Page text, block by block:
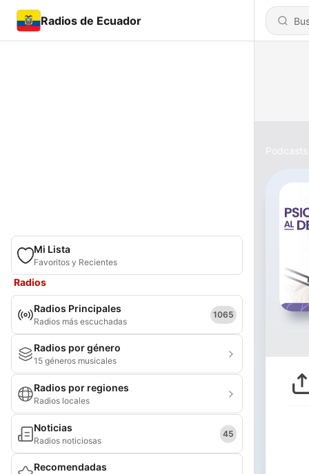
Radios de Ecuador
Mi Lista
Favoritos y Recientes
Radios
Radios Principales
Radios más escuchadas
1065
Radios por género
15 géneros musicales
Radios por regiones
Radios locales
Noticias
Radios noticiosas
45
Recomendadas
Podcasts